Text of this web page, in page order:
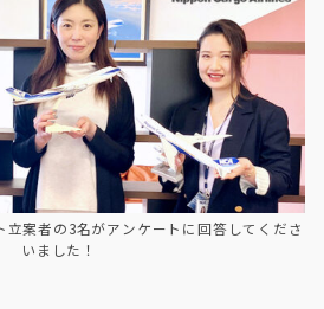
立案者の3名がアンケートに回答してくださ
いました！